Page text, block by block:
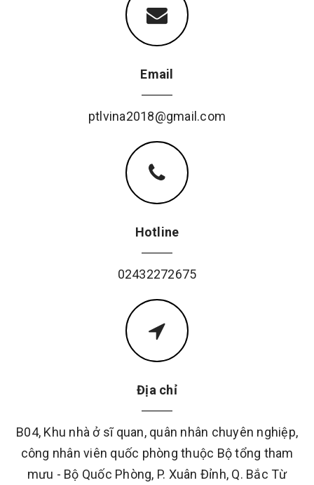
Email
ptlvina2018@gmail.com
Hotline
02432272675
Địa chỉ
B04, Khu nhà ở sĩ quan, quân nhân chuyên nghiệp,
công nhân viên quốc phòng thuộc Bộ tổng tham
mưu - Bộ Quốc Phòng, P. Xuân Đỉnh, Q. Bắc Từ